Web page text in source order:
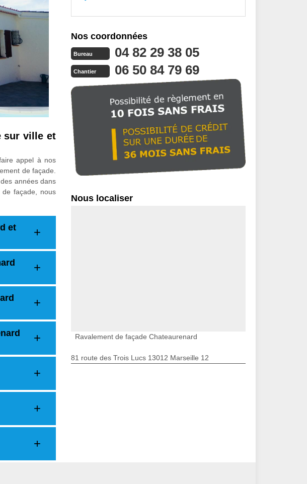
sur ville et
appel à nos
de façade.
années dans
façade, nous
et
Nos coordonnées
Bureau 04 82 29 38 05
Chantier 06 50 84 79 69
Nous localiser
Ravalement de façade Chateaurenard
81 route des Trois Lucs 13012 Marseille 12